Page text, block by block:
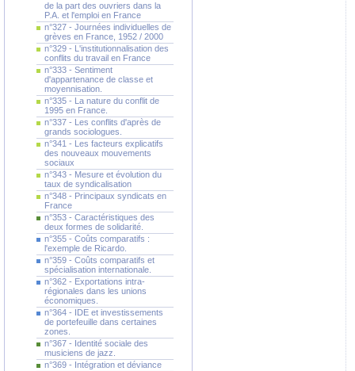
de la part des ouvriers dans la
P.A. et l'emploi en France
n°327 - Journées individuelles de
grèves en France, 1952 / 2000
n°329 - L'institutionnalisation des
conflits du travail en France
n°333 - Sentiment
d'appartenance de classe et
moyennisation.
n°335 - La nature du conflit de
1995 en France.
n°337 - Les conflits d'après de
grands sociologues.
n°341 - Les facteurs explicatifs
des nouveaux mouvements
sociaux
n°343 - Mesure et évolution du
taux de syndicalisation
n°348 - Principaux syndicats en
France
n°353 - Caractéristiques des
deux formes de solidarité.
n°355 - Coûts comparatifs :
l'exemple de Ricardo.
n°359 - Coûts comparatifs et
spécialisation internationale.
n°362 - Exportations intra-
régionales dans les unions
économiques.
n°364 - IDE et investissements
de portefeuille dans certaines
zones.
n°367 - Identité sociale des
musiciens de jazz.
n°369 - Intégration et déviance